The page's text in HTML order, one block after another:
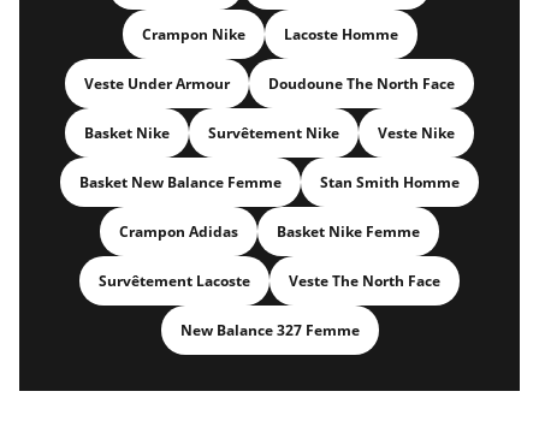
Crampon Nike Lacoste Homme
Veste Under Armour Doudoune The North Face
Basket Nike Survêtement Nike Veste Nike
Basket New Balance Femme Stan Smith Homme
Crampon Adidas Basket Nike Femme
Survêtement Lacoste Veste The North Face
New Balance 327 Femme